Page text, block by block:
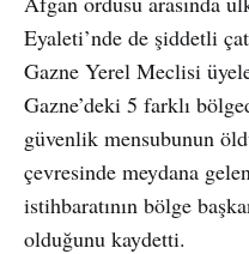
Eyaleti’nde de şiddetli
Gazne Yerel Meclisi
Gazne’deki 5 farklı
güvenlik mensubunun
çevresinde meydana
istihbaratının bölge
olduğunu kaydetti.